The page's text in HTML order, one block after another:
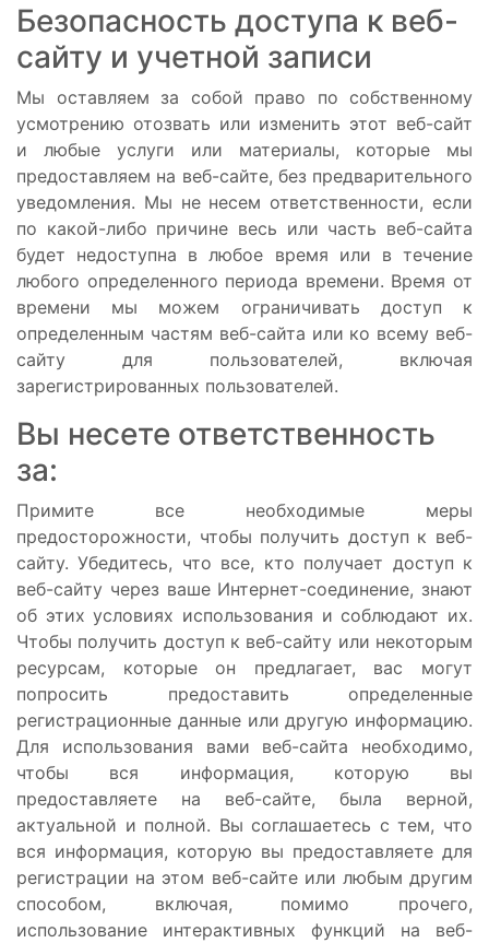
Безопасность доступа к веб-
сайту и учетной записи
Мы оставляем за собой право по собственному
усмотрению отозвать или изменить этот веб-сайт
и любые услуги или материалы, которые мы
предоставляем на веб-сайте, без предварительного
уведомления. Мы не несем ответственности, если
по какой-либо причине весь или часть веб-сайта
будет недоступна в любое время или в течение
любого определенного периода времени. Время от
времени мы можем ограничивать доступ к
определенным частям веб-сайта или ко всему веб-
сайту для пользователей, включая
зарегистрированных пользователей.
Вы несете ответственность
за:
Примите все необходимые меры
предосторожности, чтобы получить доступ к веб-
сайту. Убедитесь, что все, кто получает доступ к
веб-сайту через ваше Интернет-соединение, знают
об этих условиях использования и соблюдают их.
Чтобы получить доступ к веб-сайту или некоторым
ресурсам, которые он предлагает, вас могут
попросить предоставить определенные
регистрационные данные или другую информацию.
Для использования вами веб-сайта необходимо,
чтобы вся информация, которую вы
предоставляете на веб-сайте, была верной,
актуальной и полной. Вы соглашаетесь с тем, что
вся информация, которую вы предоставляете для
регистрации на этом веб-сайте или любым другим
способом, включая, помимо прочего,
использование интерактивных функций на веб-